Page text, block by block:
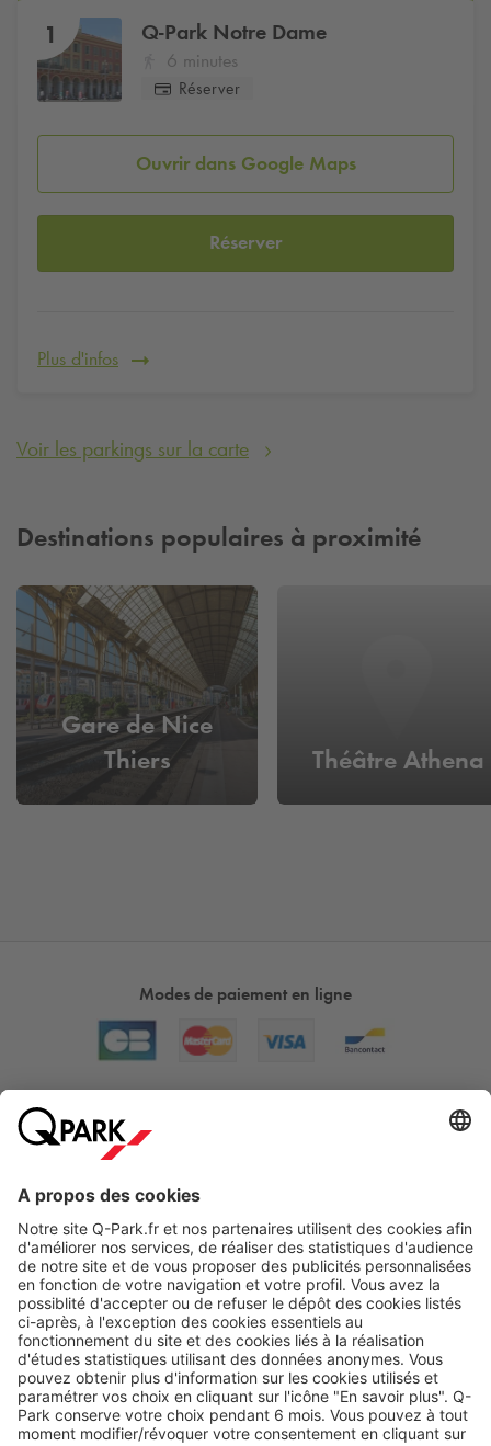
1 Q-Park Notre Dame
6 minutes
Réserver
Ouvrir dans Google Maps
Réserver
Plus d'infos
Voir les parkings sur la carte
Destinations populaires à proximité
Gare de Nice
Thiers
Théâtre Athena
Modes de paiement en ligne
Nos produits
Nos services